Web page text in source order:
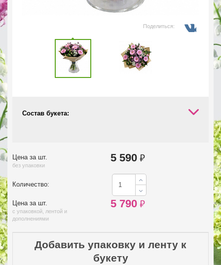
Поделиться:
Состав букета:
Цена за шт.
без упаковки
5 590 ₽
Количество:
Цена за шт.
с упаковкой, лентой и
дополнениями
5 790 ₽
Добавить упаковку и ленту к
букету